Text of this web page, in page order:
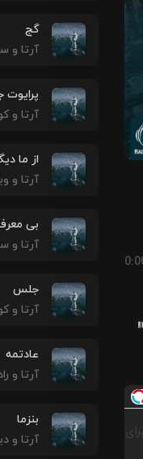
گج
آرتا و
آرتا و
از ما
آرتا و
بی
آرتا و
جلس
آرتا و
عادتمه
آرتا و
بنزما
آرتا و